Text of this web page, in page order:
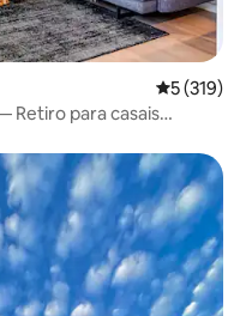
5 de uma
5 (319)
Retiro para casais
hóspedes